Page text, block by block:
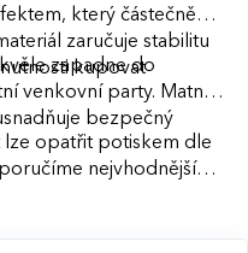
který částečně
zaručuje stabilitu
kupovat
zapadne do
venkovní party. Matný
bezpečný
lze opatřit potiskem dle
nejvhodnější
design i váš rozpočet.